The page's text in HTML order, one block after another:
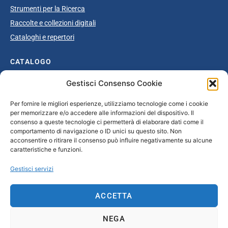
Gestisci Consenso Cookie
Per fornire le migliori esperienze, utilizziamo tecnologie come i cookie
per memorizzare e/o accedere alle informazioni del dispositivo. Il
consenso a queste tecnologie ci permetterà di elaborare dati come il
comportamento di navigazione o ID unici su questo sito. Non
acconsentire o ritirare il consenso può influire negativamente su alcune
caratteristiche e funzioni.
Gestisci servizi
ACCETTA
NEGA
Strumenti per la Ricerca
Raccolte e collezioni digitali
Cataloghi e repertori
CATALOGO
Catalogo completo
Ottocento
Età giolittiana
Grande Guerra e dopoguerra
Fascismo
Secondo dopoguerra / Età repubblicana
info@unsecolodicartavenezia.it